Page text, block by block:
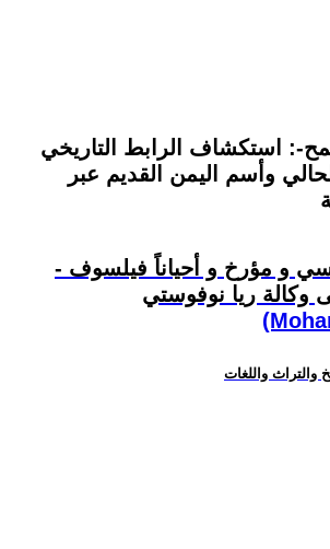
: استكشاف الرابط التاريخي
وأسم اليمن القديم عبر
و مؤرخ و أحياناً فيلسوف -
وكالة ريا نوفوستي
والتراث واللغات